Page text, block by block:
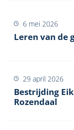
Leren van de
6 mei 2026
Bestrijding
Rozendaal
29 april 2026